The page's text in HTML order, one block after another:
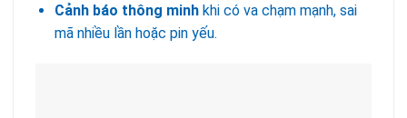
Cảnh báo thông minhkhi có va chạm mạnh, sai
mã nhiều lần hoặc pin yếu.